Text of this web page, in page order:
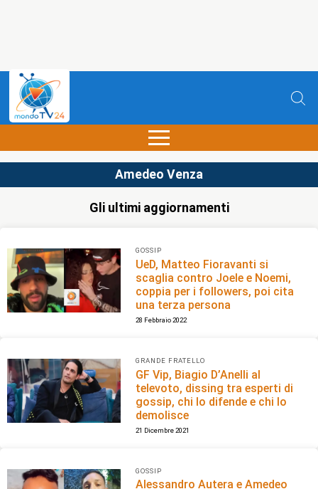
Amedeo Venza
Gli ultimi aggiornamenti
GOSSIP
UeD, Matteo Fioravanti si
scaglia contro Joele e Noemi,
coppia per i followers, poi cita
una terza persona
28 Febbraio 2022
GRANDE FRATELLO
GF Vip, Biagio D’Anelli al
televoto, dissing tra esperti di
gossip, chi lo difende e chi lo
demolisce
21 Dicembre 2021
GOSSIP
Alessandro Autera e Amedeo